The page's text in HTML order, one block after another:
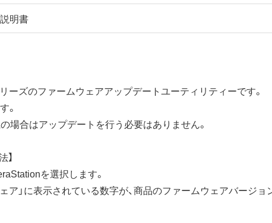
明書
ーズのファームウェアアップデートユーティリティーです。
。
場合はアップデートを行う必要はありません。
】
を選択します。
ア」に表示されている数字が、商品のファームウェアバージョ